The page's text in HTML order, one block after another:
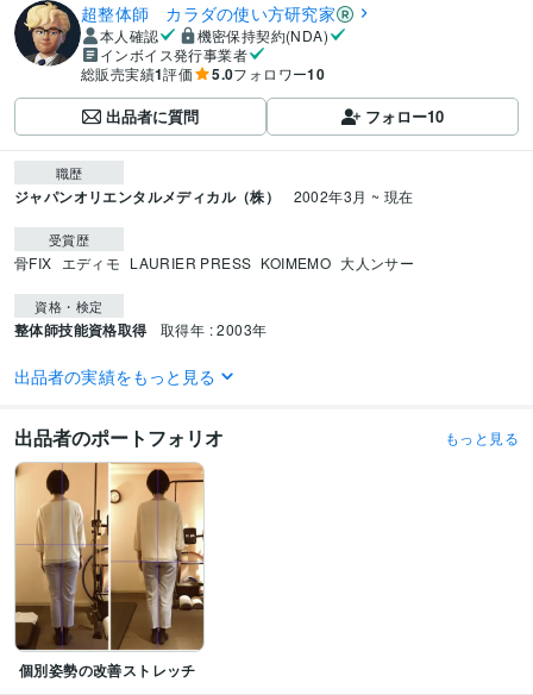
超整体師 カラダの使い方研究家
本人確認
機密保持契約(NDA)
インボイス発行事業者
総販売実績1評価 5.0フォロワー10
出品者に質問 フォロー10
職歴
ジャパンオリエンタルメディカル（株） 2002年3月 ~ 現在
受賞歴
骨FIX エディモ LAURIER PRESS KOIMEMO 大人ンサー
資格・検定
整体師技能資格取得 取得年 : 2003年
得意分野
住まい・美容・生活相談 不調になる原因の分析と良い使い方
整体 コンディション
出品者の実績をもっと見る
出品者のポートフォリオ もっと見る
個別姿勢の改善ストレッチ